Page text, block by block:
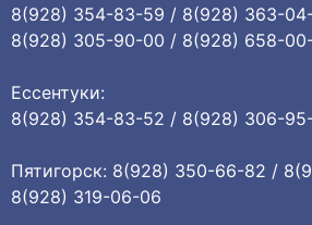
8(928) 354-83-59 / 8(928) 363-
8(928) 305-90-00 / 8(928) 658-
Ессентуки:
8(928) 354-83-52 / 8(928) 306-
Пятигорск: 8(928) 350-66-82 /
8(928) 319-06-06